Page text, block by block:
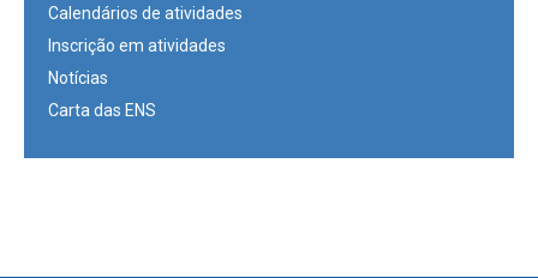
Calendários de atividades
Inscrição em atividades
Notícias
Carta das ENS